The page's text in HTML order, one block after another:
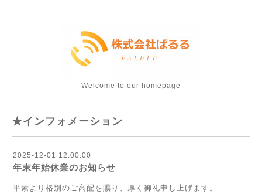
Welcome to our homepage
★インフォメーション
2025-12-01 12:00:00
年末年始休業のお知らせ
平素より格別のご高配を賜り、厚く御礼申し上げます。